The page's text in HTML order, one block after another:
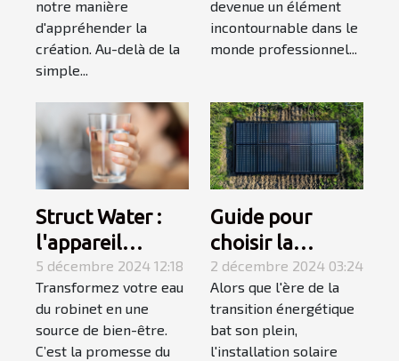
artificielle
notre manière
d'appréhender la
création. Au-delà de la
simple...
votre carrière
devenue un élément
incontournable dans le
monde professionnel...
Struct Water :
l'appareil
indispensable
pour obtenir de
l’eau aimantée
chez soi
5 décembre 2024 12:18
Transformez votre eau
du robinet en une
source de bien-être.
C’est la promesse du
Guide pour
choisir la
capacité d'une
installation
solaire selon vos
besoins
2 décembre 2024 03:24
Alors que l'ère de la
transition énergétique
bat son plein,
l'installation solaire